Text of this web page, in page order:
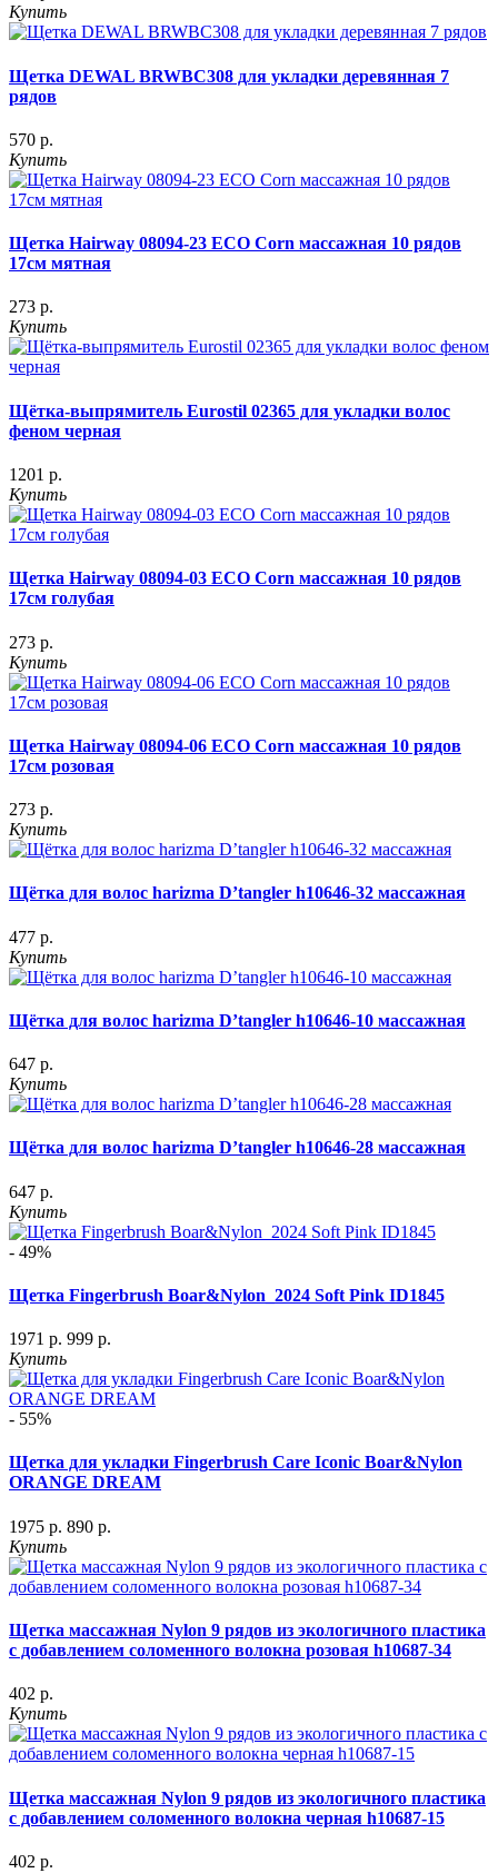
Купить
Щетка DEWAL BRWBC308 для укладки деревянная 7
рядов
570 р.
Купить
Щетка Hairway 08094-23 ECO Corn массажная 10 рядов
17см мятная
273 р.
Купить
Щётка-выпрямитель Eurostil 02365 для укладки волос
феном черная
1201 р.
Купить
Щетка Hairway 08094-03 ECO Corn массажная 10 рядов
17см голубая
273 р.
Купить
Щетка Hairway 08094-06 ECO Corn массажная 10 рядов
17см розовая
273 р.
Купить
Щётка для волос harizma D’tangler h10646-32 массажная
477 р.
Купить
Щётка для волос harizma D’tangler h10646-10 массажная
647 р.
Купить
Щётка для волос harizma D’tangler h10646-28 массажная
647 р.
Купить
- 49%
Щетка Fingerbrush Boar&Nylon_2024 Soft Pink ID1845
1971 р. 999 р.
Купить
- 55%
Щетка для укладки Fingerbrush Care Iconic Boar&Nylon
ORANGE DREAM
1975 р. 890 р.
Купить
Щетка массажная Nylon 9 рядов из экологичного пластика
с добавлением соломенного волокна розовая h10687-34
402 р.
Купить
Щетка массажная Nylon 9 рядов из экологичного пластика
с добавлением соломенного волокна черная h10687-15
402 р.